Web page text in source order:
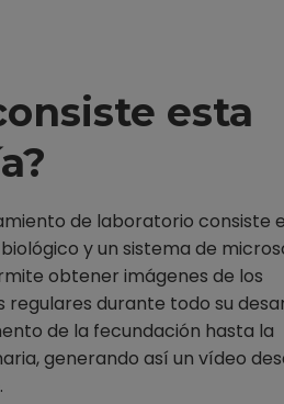
esta
de laboratorio consiste
y un sistema de
obtener imágenes de los
regulares durante todo su
de la fecundación hasta la
generando así un vídeo